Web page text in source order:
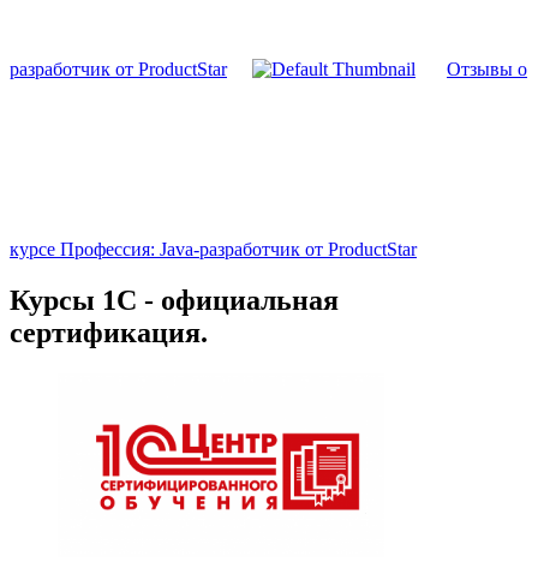
разработчик от ProductStar Отзывы о
курсе Профессия: Java-разработчик от ProductStar
Курсы 1С - официальная
сертификация.